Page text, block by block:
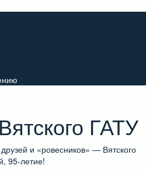
ГАТУ
и «ровесников» — Вятского
95-летие!